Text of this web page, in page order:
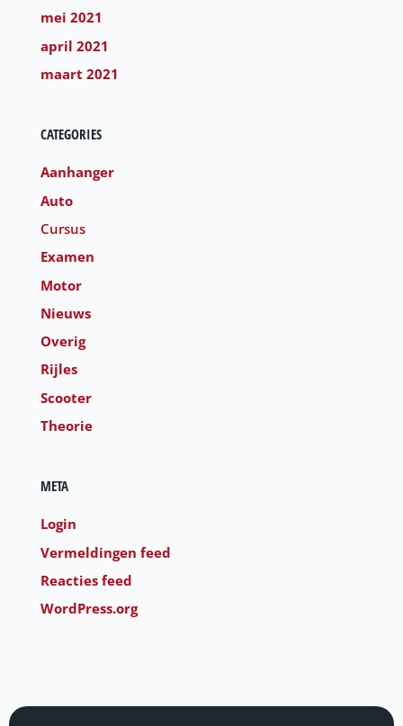
mei 2021
april 2021
maart 2021
CATEGORIES
Aanhanger
Auto
Cursus
Examen
Motor
Nieuws
Overig
Rijles
Scooter
Theorie
META
Login
Vermeldingen feed
Reacties feed
WordPress.org